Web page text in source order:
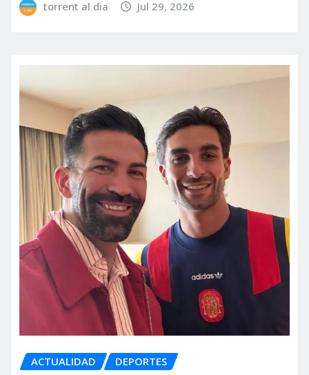
torrent al dia Jul 29, 2026
ACTUALIDAD DEPORTES